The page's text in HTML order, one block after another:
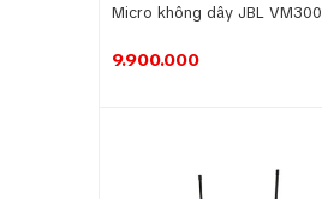
Micro không dây JBL VM300
9.900.000